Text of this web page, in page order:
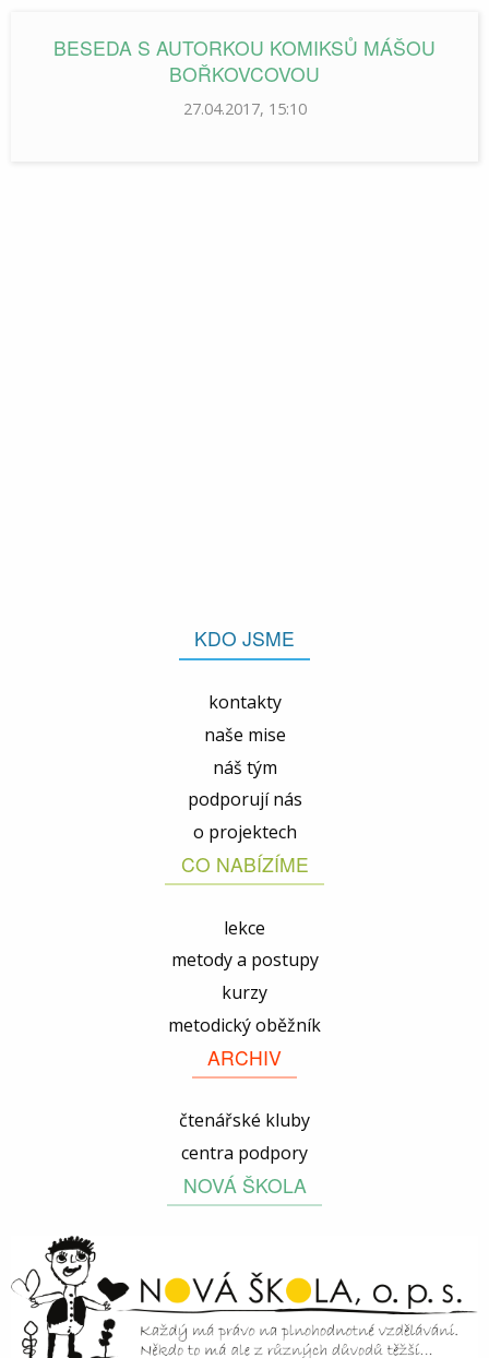
BESEDA S AUTORKOU KOMIKSŮ MÁŠOU
BOŘKOVCOVOU
27.04.2017, 15:10
KDO JSME
kontakty
naše mise
náš tým
podporují nás
o projektech
CO NABÍZÍME
lekce
metody a postupy
kurzy
metodický oběžník
ARCHIV
čtenářské kluby
centra podpory
NOVÁ ŠKOLA